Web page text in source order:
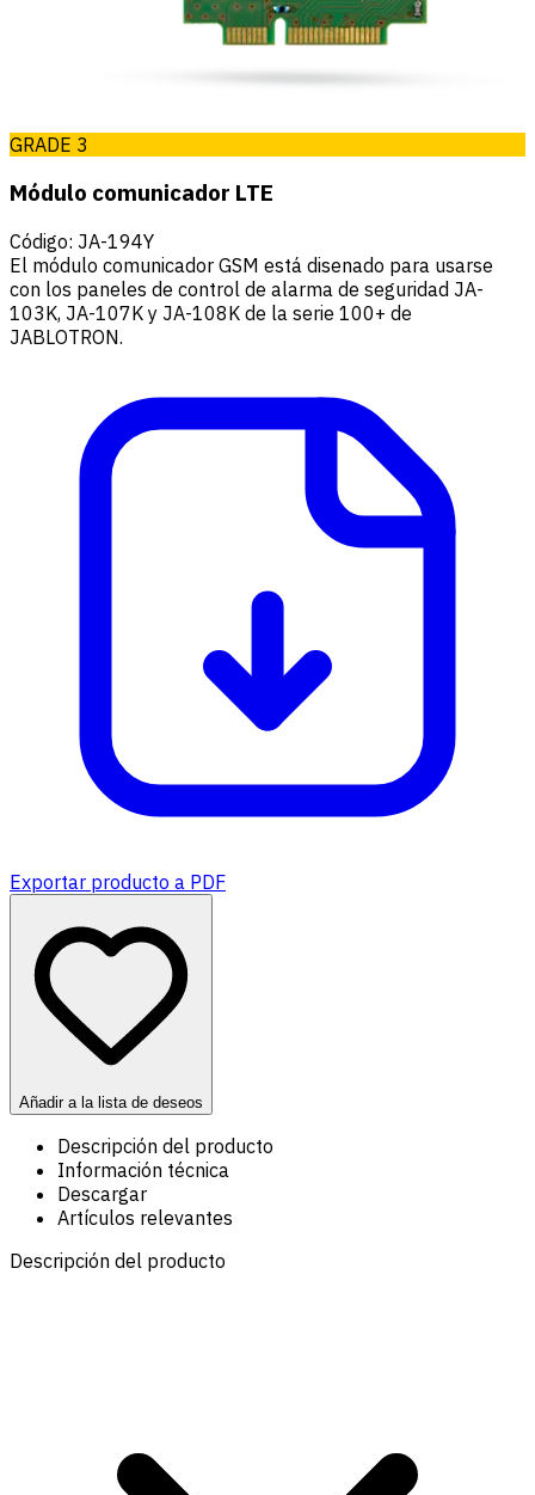
GRADE 3
Módulo comunicador LTE
Código: JA-194Y
El módulo comunicador GSM está disenado para usarse
con los paneles de control de alarma de seguridad JA-
103K, JA-107K y JA-108K de la serie 100+ de
JABLOTRON.
Exportar producto a PDF
Añadir a la lista de deseos
Descripción del producto
Información técnica
Descargar
Artículos relevantes
Descripción del producto